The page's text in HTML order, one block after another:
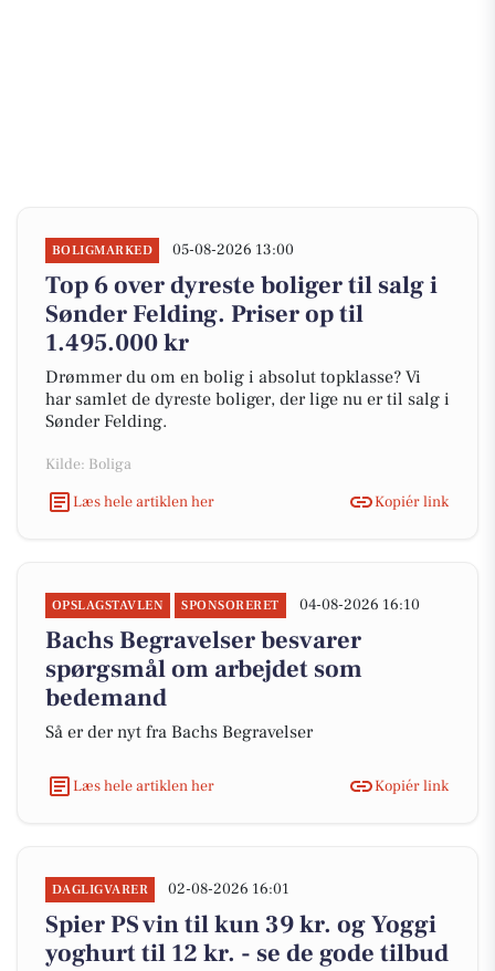
BOLIGMARKED 05-08-2026 13:00
Top 6 over dyreste boliger til salg i
Sønder Felding. Priser op til
1.495.000 kr
Drømmer du om en bolig i absolut topklasse? Vi
har samlet de dyreste boliger, der lige nu er til salg i
Sønder Felding.
Kilde: Boliga
Læs hele artiklen her
Kopiér link
OPSLAGSTAVLEN SPONSORERET 04-08-2026 16:10
Bachs Begravelser besvarer
spørgsmål om arbejdet som
bedemand
Så er der nyt fra Bachs Begravelser
Læs hele artiklen her Kopiér link
DAGLIGVARER 02-08-2026 16:01
Spier PS vin til kun 39 kr. og Yoggi
yoghurt til 12 kr. - se de gode tilbud